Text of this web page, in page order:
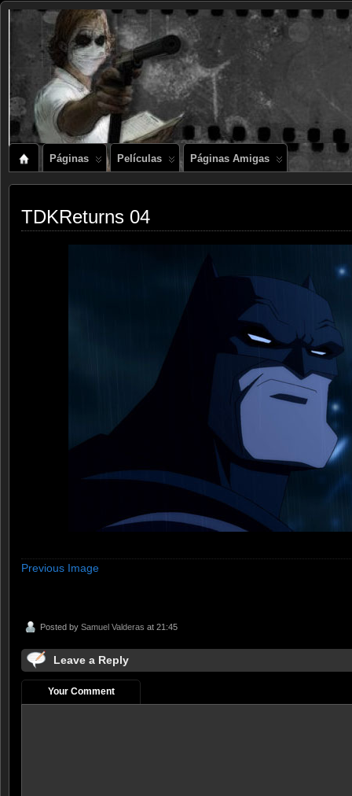
Páginas Películas Páginas Amigas
TDKReturns 04
Previous Image
Posted by Samuel Valderas at 21:45
Leave a Reply
Your Comment